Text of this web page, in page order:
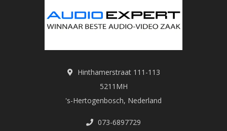
Hinthamerstraat 111-113
5211MH
's-Hertogenbosch, Nederland
073-6897729